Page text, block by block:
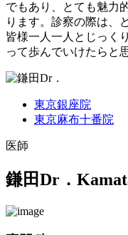
でもあり、とても魅力
ります。診察の際は、
皆様一人一人とじっく
って歩んでいけたらと
東京銀座院
東京麻布十番院
医師
鎌田Dr．